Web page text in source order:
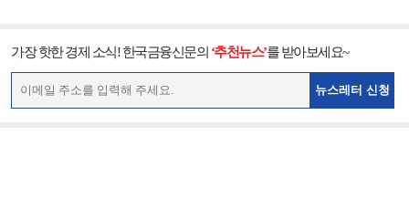
가장 핫한 경제 소식! 한국금융신문의 ‘추천뉴스’를 받아보세요~
뉴스레터 신청